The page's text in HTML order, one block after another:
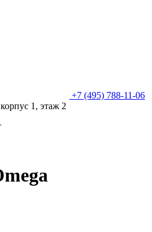
+7 (495) 788-11-06
1, этаж 2